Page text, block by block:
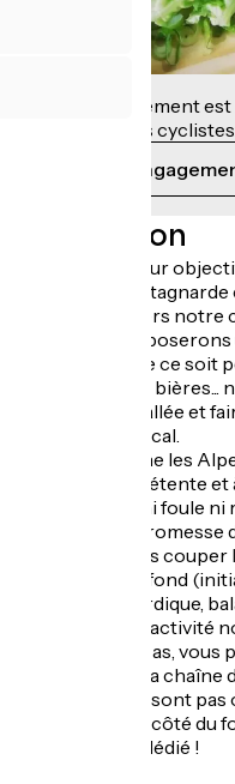
Cet établissement
accueillir des
Voir ses
Description
Nous avons pour
ambiance
valeurs : à travers
nous vous
de la vallée. Que ce soit
fromages, miel,
saveurs de la vallée et
économique local.
A 6 km de Seyne les
invitation à la détente
préservée. Ici ni foule
seulement la promesse
paysages à vous couper
Piste de ski de fond
randonnée nordique,
choix de votre activité
Dans tous les cas,
panorama sur la chaîne
Les enfants ne sont
et d’initiation à côté du
spécialement dédié !